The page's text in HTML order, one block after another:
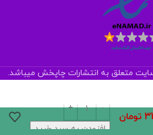
متعلق به انتشارات چاپخش میباشد.
تومان
افزودن به سبد خرید